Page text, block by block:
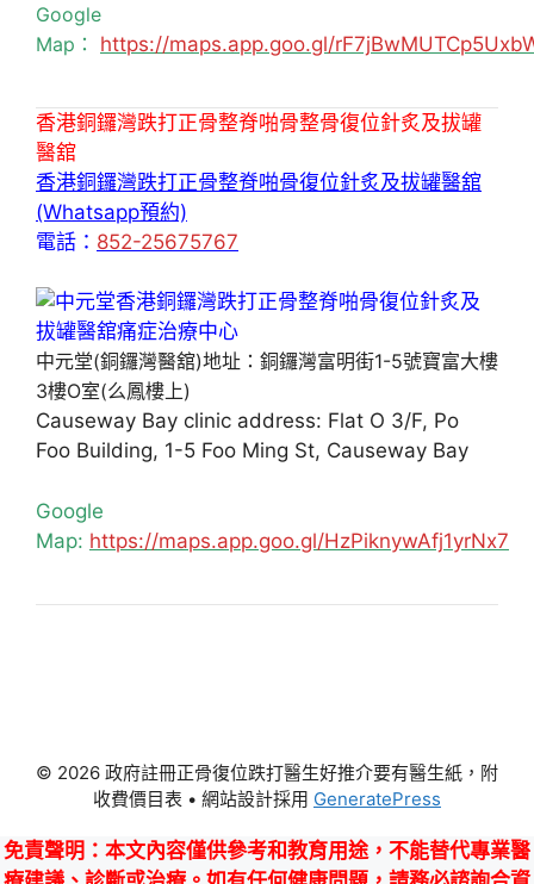
Google
Map： https://maps.app.goo.gl/
香港銅鑼灣跌打正骨整脊啪骨整骨復位針炙及拔罐
醫舘
香港銅鑼灣跌打正骨整脊啪骨復位針炙及拔罐醫舘
(Whatsapp預約)
電話： 852-25675767
中元堂(銅鑼灣醫舘)地址：銅鑼灣富明街1-5號寶富大樓
3樓O室(么鳳樓上)
Causeway Bay clinic address: Flat O 3/F, Po
Foo Building, 1-5 Foo Ming St, Causeway Bay
Google
Map: https://maps.app.goo.gl/HzPiknywAfj1yrNx7
© 2026 政府註冊正骨復位跌打醫生好推介要有醫生紙，附
收費價目表 • 網站設計採用 GeneratePress
免責聲明 ：本文內容僅供參考和教育用途，不能替代專業醫